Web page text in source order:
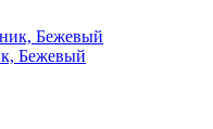
Бежевый